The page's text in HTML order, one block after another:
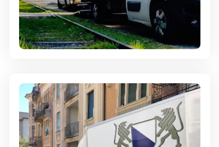
Ein- und Auspackservice